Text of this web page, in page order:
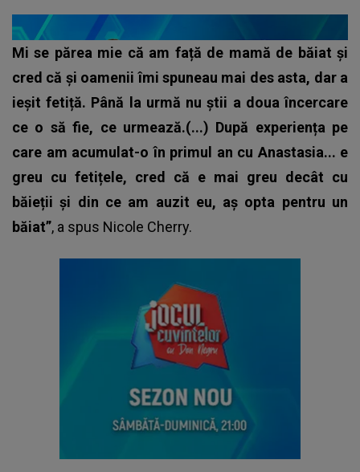
Mi se părea mie că am față de mamă de băiat și
cred că și oamenii îmi spuneau mai des asta, dar a
ieșit fetiță. Până la urmă nu știi a doua încercare
ce o să fie, ce urmează.(...) După experiența pe
care am acumulat-o în primul an cu Anastasia... e
greu cu fetițele, cred că e mai greu decât cu
băieții și din ce am auzit eu, aș opta pentru un
băiat”, a spus Nicole Cherry.